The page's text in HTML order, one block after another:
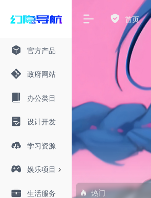
官方产品
政府网站
办公类目
设计开发
学习资源
娱乐项目
生活服务
首页
热门